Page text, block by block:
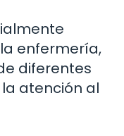
enfermería,
diferentes
atención al